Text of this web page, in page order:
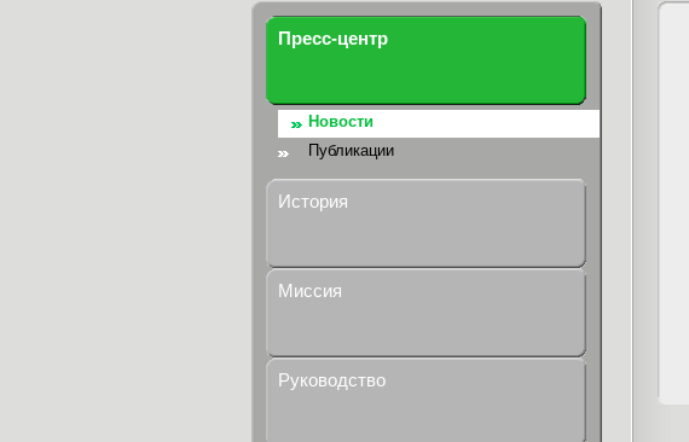
Пресс-центр
Новости
Публикации
История
Миссия
Руководство